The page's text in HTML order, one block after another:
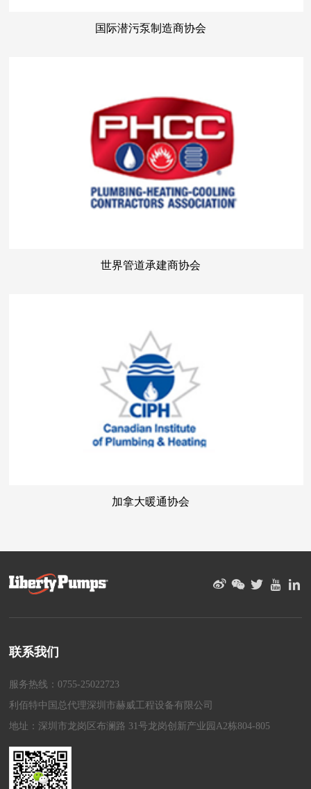
国际潜污泵制造商协会
世界管道承建商协会
加拿大暖通协会
联系我们
服务热线：0755-25022723
利佰特中国总代理深圳市赫威工程设备有限公司
地址：深圳市龙岗区布澜路 31号龙岗创新产业园A2栋804-805